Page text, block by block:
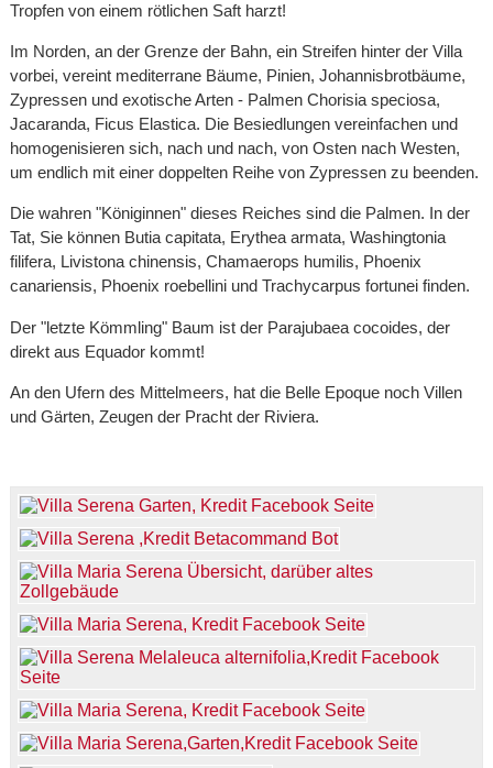
Tropfen von einem rötlichen Saft harzt!
Im Norden, an der Grenze der Bahn, ein Streifen hinter der Villa
vorbei, vereint mediterrane Bäume, Pinien, Johannisbrotbäume,
Zypressen und exotische Arten - Palmen Chorisia speciosa,
Jacaranda, Ficus Elastica. Die Besiedlungen vereinfachen und
homogenisieren sich, nach und nach, von Osten nach Westen,
um endlich mit einer doppelten Reihe von Zypressen zu beenden.
Die wahren "Königinnen" dieses Reiches sind die Palmen. In der
Tat, Sie können Butia capitata, Erythea armata, Washingtonia
filifera, Livistona chinensis, Chamaerops humilis, Phoenix
canariensis, Phoenix roebellini und Trachycarpus fortunei finden.
Der "letzte Kömmling" Baum ist der Parajubaea cocoides, der
direkt aus Equador kommt!
An den Ufern des Mittelmeers, hat die Belle Epoque noch Villen
und Gärten, Zeugen der Pracht der Riviera.